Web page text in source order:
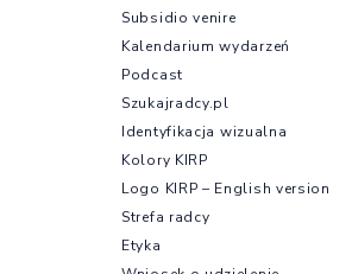
Subsidio venire
Kalendarium wydarzeń
Podcast
Szukajradcy.pl
Identyfikacja wizualna
Kolory KIRP
Logo KIRP – English version
Strefa radcy
Etyka